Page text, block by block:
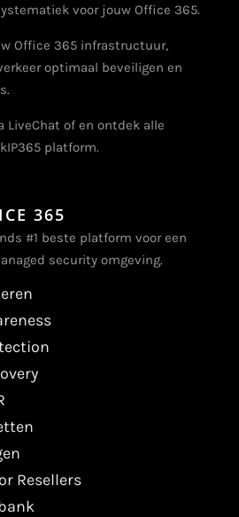
voor jouw Office 365.
Office 365 infrastructuur,
optimaal beveiligen en
LiveChat of en ontdek alle
platform.
365
#1 beste platform voor een
security omgeving.
Resellers